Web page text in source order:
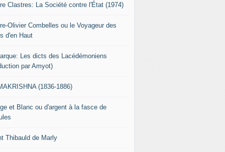
Clastres: La Société contre l'État (1974)
Olivier Combelles ou le Voyageur des
d'en Haut
Les dicts des Lacédémoniens
par Amyot)
(1836-1886)
et Blanc ou d'argent à la fasce de
Thibauld de Marly